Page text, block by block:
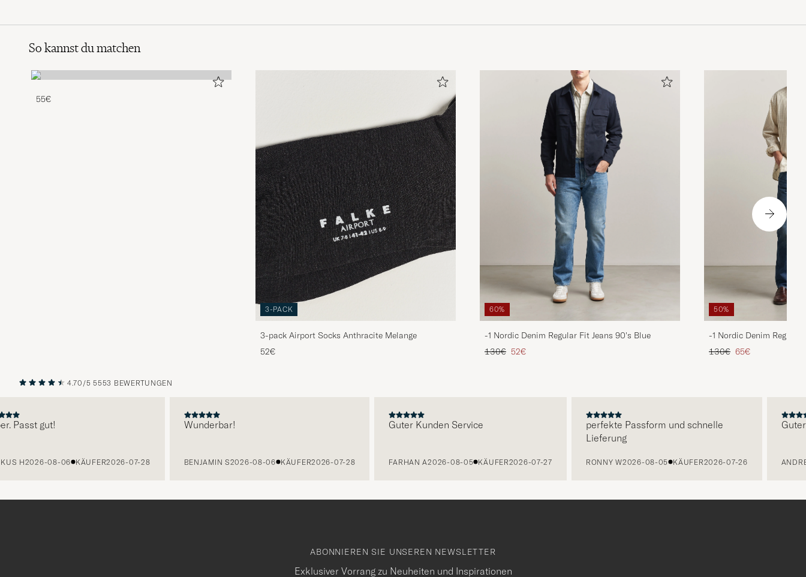
So kannst du matchen
55€
3-PACK
3-pack Airport Socks Anthracite Melange
52€
60%
-1 Nordic Denim Regular Fit Jeans 90's Blue
Regulärer Preis
130€ Reduzierter Preis
52€
50%
-1 Nordic Denim Regular
Regulärer Preis
130€ Reduzierter Preis
65€
VORHERIGE
4.70/5 5553 BEWERTUNGEN
gut!
2026-08-06 KÄUFER2026-07-28
Wunderbar!
BENJAMIN S2026-08-06 KÄUFER2026-07-28
Guter Kunden Service
FARHAN A2026-08-05 KÄUFER 2026-07-27
perfekte Passform und schnelle
Lieferung
RONNY W 2026-08-05 KÄUFER 2026-07-26
Guter
ANDREA K
ABONNIEREN SIE UNSEREN NEWSLETTER
Exklusiver Vorrang zu Neuheiten und Inspirationen